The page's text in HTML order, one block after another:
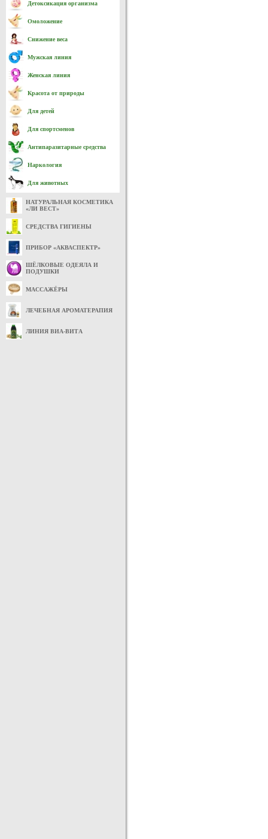
Детоксикация организма
Омоложение
Снижение веса
Мужская линия
Женская линия
Красота от природы
Для детей
Для спортсменов
Антипаразитарные средства
Наркология
Для животных
НАТУРАЛЬНАЯ КОСМЕТИКА
«ЛИ ВЕСТ»
СРЕДСТВА ГИГИЕНЫ
ПРИБОР «АКВАСПЕКТР»
ШЁЛКОВЫЕ ОДЕЯЛА И
ПОДУШКИ
МАССАЖЁРЫ
ЛЕЧЕБНАЯ АРОМАТЕРАПИЯ
ЛИНИЯ ВИА-ВИТА